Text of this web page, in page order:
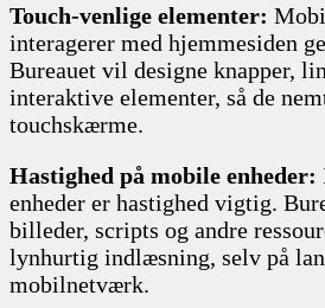
Touch-venlige elementer:
interagerer med hjemmesiden
Bureauet vil designe knapper,
interaktive elementer, så de
touchskærme.
Hastighed på mobile enheder:
enheder er hastighed vigtig.
billeder, scripts og andre
lynhurtig indlæsning, selv på
mobilnetværk.